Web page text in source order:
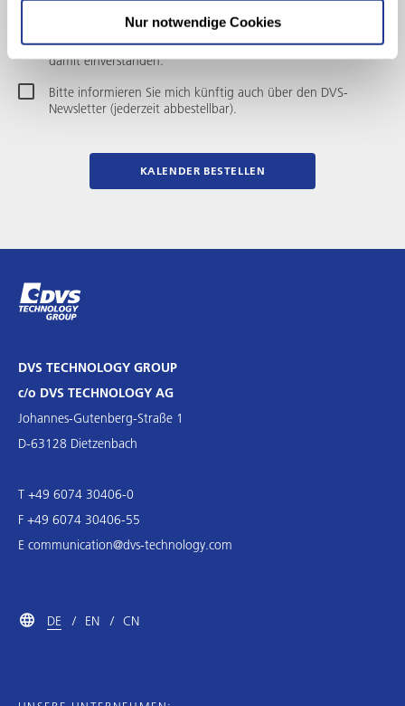
Nur notwendige Cookies
Ich habe dieDatenschutzbestimmungengelesen und bin
damit einverstanden.
Bitte informieren Sie mich künftig auch über den DVS-
Newsletter (jederzeit abbestellbar).
KALENDER BESTELLEN
DVS TECHNOLOGY GROUP
c/o DVS TECHNOLOGY AG
Johannes-Gutenberg-Straße 1
D-63128 Dietzenbach
T +49 6074 30406-0
F +49 6074 30406-55
E communication@dvs-technology.com
DE EN CN